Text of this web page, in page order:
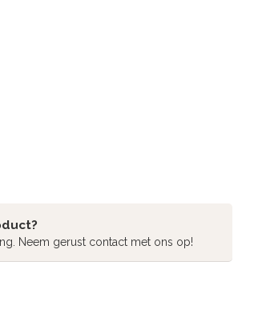
Neem gerust contact met ons op!